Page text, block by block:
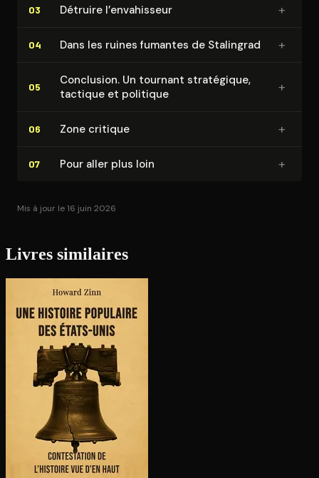
03 Détruire l’envahisseur +
04 Dans les ruines fumantes de Stalingrad +
05
Conclusion. Un tournant stratégique,
tactique et politique
+
06 Zone critique +
07 Pour aller plus loin +
Mis à jour le 16 juin 2026
Livres similaires